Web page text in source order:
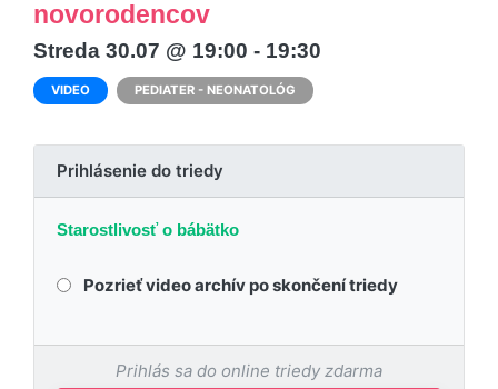
novorodencov
Streda 30.07 @ 19:00 - 19:30
VIDEO PEDIATER - NEONATOLÓG
Prihlásenie do triedy
Starostlivosť o bábätko
Pozrieť video archív po skončení triedy
Prihlás sa do online triedy zdarma